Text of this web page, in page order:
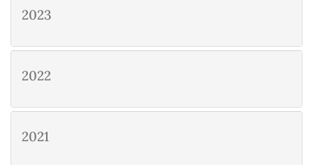
2023
2022
2021